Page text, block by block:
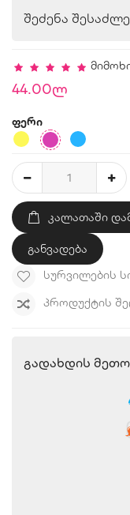
შეძენა
44.00ლ
ფერი
ᲙᲐᲚᲐᲗᲐᲨᲘ
განვადება
ᲡᲣᲠᲕᲘᲚᲔᲑᲘᲡ
ᲞᲠᲝᲓᲣᲥᲢᲘᲡ
Გადახდის